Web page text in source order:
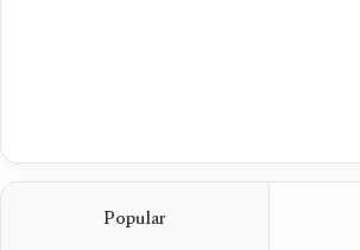
Popular